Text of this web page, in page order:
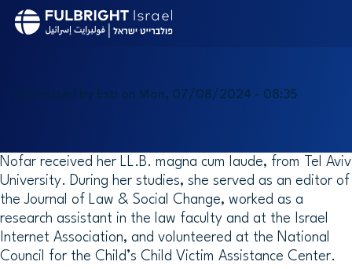
Skip
Submitted by Esti on Mon, 07/08/2024 - 08:35
Nofar received her LL.B. magna cum laude, from Tel Aviv
University. During her studies, she served as an editor of
theJournal of Law & Social Change, worked as a
research assistant in the law faculty and at the Israel
Internet Association, and volunteered at the National
Council for the Child’s Child Victim Assistance Center.